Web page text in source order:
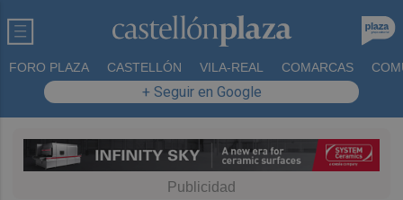
FORO PLAZA CASTELLÓN VILA-REAL COMARCAS
+ Seguir en Google